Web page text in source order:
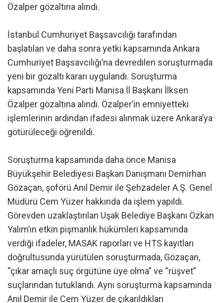
Özalper gözaltına alındı.
İstanbul Cumhuriyet Başsavcılığı tarafından
başlatılan ve daha sonra yetki kapsamında Ankara
Cumhuriyet Başsavcılığı’na devredilen soruşturmada
yeni bir gözaltı kararı uygulandı. Soruşturma
kapsamında Yeni Parti Manisa İl Başkanı İlksen
Özalper gözaltına alındı. Özalper’in emniyetteki
işlemlerinin ardından ifadesi alınmak üzere Ankara’ya
götürüleceği öğrenildi.
Soruşturma kapsamında daha önce Manisa
Büyükşehir Belediyesi Başkan Danışmanı Demirhan
Gözaçan, şoförü Anıl Demir ile Şehzadeler A.Ş. Genel
Müdürü Cem Yüzer hakkında da işlem yapıldı.
Görevden uzaklaştırılan Uşak Belediye Başkanı Özkan
Yalım’ın etkin pişmanlık hükümleri kapsamında
verdiği ifadeler, MASAK raporları ve HTS kayıtları
doğrultusunda yürütülen soruşturmada, Gözaçan,
“çıkar amaçlı suç örgütüne üye olma” ve “rüşvet”
suçlarından tutuklandı. Aynı soruşturma kapsamında
Anıl Demir ile Cem Yüzer de çıkarıldıkları